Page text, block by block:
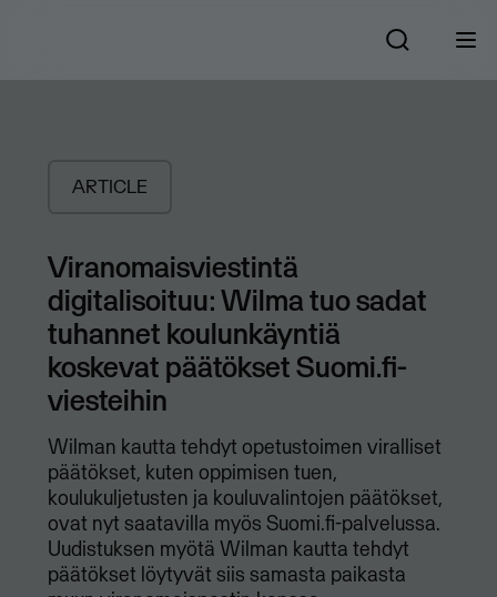
ARTICLE
Viranomaisviestintä
digitalisoituu: Wilma tuo sadat
tuhannet koulunkäyntiä
koskevat päätökset Suomi.fi-
viesteihin
Wilman kautta tehdyt opetustoimen viralliset
päätökset, kuten oppimisen tuen,
koulukuljetusten ja kouluvalintojen päätökset,
ovat nyt saatavilla myös Suomi.fi-palvelussa.
Uudistuksen myötä Wilman kautta tehdyt
päätökset löytyvät siis samasta paikasta